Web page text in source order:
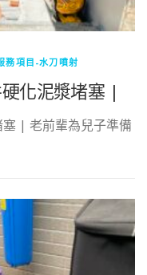
務項目-水刀噴射
化泥漿堵塞 |
| 老前輩為兒子準備